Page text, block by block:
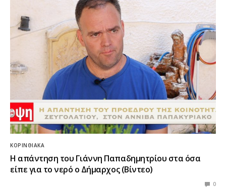
ΚΟΡΙΝΘΙΑΚΆ
Η απάντηση του Γιάννη Παπαδημητρίου στα όσα
είπε για το νερό ο Δήμαρχος (Βίντεο)
0